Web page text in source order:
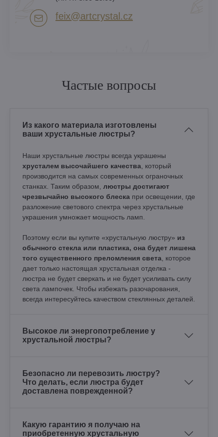
feix​@artcrystal​.cz
Частые вопросы
Из какого материала изготовлены
ваши хрустальные люстры?
Наши хрустальные люстры всегда украшены
хрусталем высочайшего качества , который
производится на самых современных ограночных
станках. Таким образом, люстры достигают
чрезвычайно высокого блеска при освещении, где
разложение светового спектра через хрустальные
украшения умножает мощность ламп.
Поэтому если вы купите «хрустальную люстру» из
обычного стекла или пластика, она будет лишена
того существенного преломления света , которое
дает только настоящая хрустальная отделка -
люстра не будет сверкать и не будет усиливать силу
света лампочек. Чтобы избежать разочарования,
всегда интересуйтесь качеством стеклянных деталей.
Высокое ли энергопотребление у
хрустальной люстры?
Безопасно ли перевозить люстру?
Что делать, если люстра будет
доставлена поврежденной?
Какую гарантию я получаю на
приобретенную хрустальную